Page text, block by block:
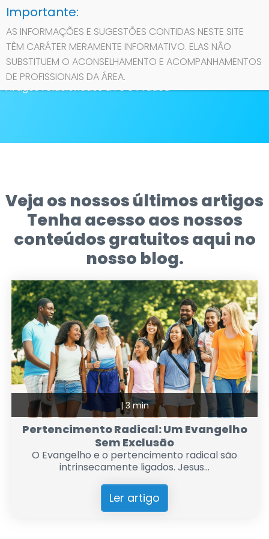
Contato
Sobre
Fé e Prática
Artigos relacionados a Fé e Prática
Veja os nossos últimos artigos
Tenha acesso aos nossos
conteúdos gratuitos aqui no
nosso blog.
|3 min
Pertencimento Radical: Um Evangelho
Sem Exclusão
O Evangelho e o pertencimento radical são
intrinsecamente ligados. Jesus...
Ler artigo
AS INFORMAÇÕES E SUGESTÕES CONTIDAS NESTE SITE
TÊM CARÁTER MERAMENTE INFORMATIVO. ELAS NÃO
SUBSTITUEM O ACONSELHAMENTO E ACOMPANHAMENTOS
DE PROFISSIONAIS DA ÁREA.